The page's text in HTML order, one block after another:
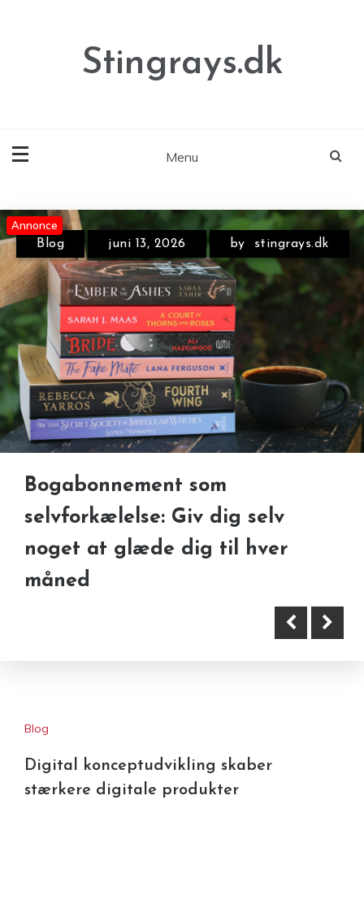
Stingrays.dk
Menu
Blog juni 13, 2026 by stingrays.dk
Annonce
Bogabonnement som
selvforkælelse: Giv dig selv
noget at glæde dig til hver
måned
Annonce
Fremtidens webdesign: Sådan
ser hjemmesider ud i 2025
Blog
Digital konceptudvikling skaber
stærkere digitale produkter